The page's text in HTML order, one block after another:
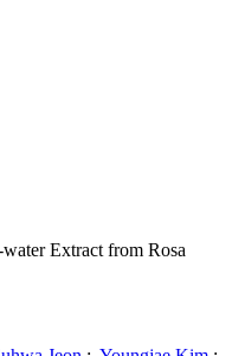
Extract from Rosa